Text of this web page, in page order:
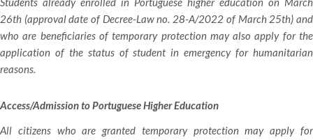
26th (approval date of Decree-Law no. 28-A/2022 of March 25th) and
who are beneficiaries of temporary protection may also apply for the
application of the status of student in emergency for humanitarian
reasons.
Access/Admission to Portuguese Higher Education
All citizens who are granted temporary protection may apply for